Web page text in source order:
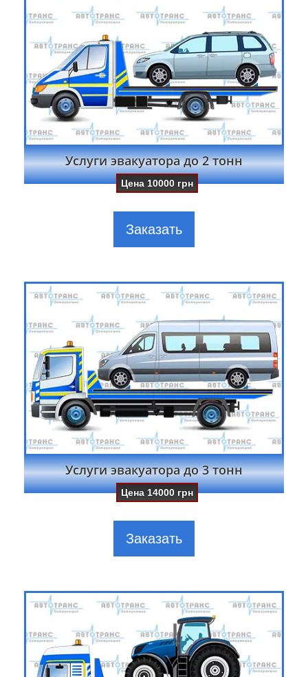
Услуги эвакуатора до 2 тонн
Цена10000 грн
Заказать
Услуги эвакуатора до 3 тонн
Цена14000 грн
Заказать